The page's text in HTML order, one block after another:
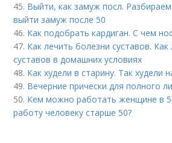
45. Выйти, как замуж посл.
выйти замуж после 50
46. Как подобрать кардиган. С чем
47. Как лечить болезни суставов.
суставов в домашних условиях
48. Как худели в старину. Так худели
49. Вечерние прически для полного
50. Кем можно работать женщине в
работу человеку старше 50?